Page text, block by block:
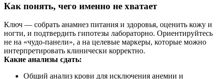
Как понять, чего именно не хватает
Ключ — собрать анамнез питания и здоровья, оценить кожу и
ногти, и подтвердить гипотезы лабораторно. Ориентируйтесь
не на «чудо‑панели», а на целевые маркеры, которые можно
интерпретировать клинически корректно.
Какие анализы сдать:
Общий анализ крови для исключения анемии и